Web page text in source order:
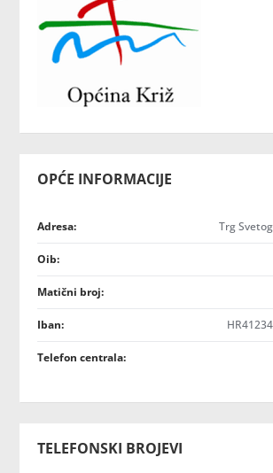
OPĆE INFORMACIJE
Adresa: Trg
Oib:
Matični broj:
Iban:
Telefon centrala:
TELEFONSKI BROJEVI